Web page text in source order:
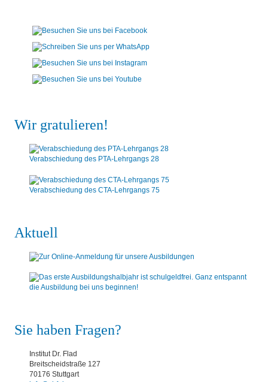
Wir gratulieren!
Verabschiedung des PTA-Lehrgangs 28
Verabschiedung des CTA-Lehrgangs 75
Aktuell
Sie haben Fragen?
Institut Dr. Flad
Breitscheidstraße 127
70176 Stuttgart